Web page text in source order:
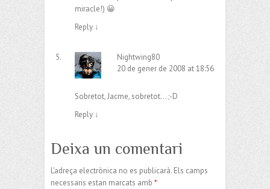
miracle!) 😀
Reply ↓
Nightwing80
20 de gener de 2008 at 18:56
Sobretot, Jacme, sobretot… ;-D
Reply ↓
Deixa un comentari
L'adreça electrònica no es publicarà. Els camps
necessaris estan marcats amb *